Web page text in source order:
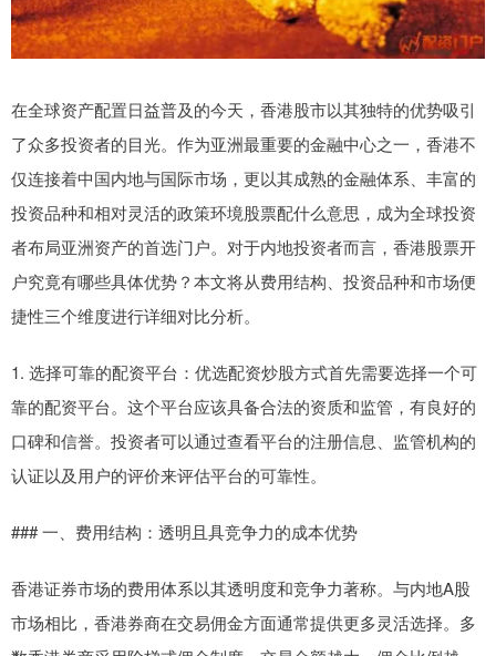
在全球资产配置日益普及的今天，香港股市以其独特的优势吸引
了众多投资者的目光。作为亚洲最重要的金融中心之一，香港不
仅连接着中国内地与国际市场，更以其成熟的金融体系、丰富的
投资品种和相对灵活的政策环境股票配什么意思，成为全球投资
者布局亚洲资产的首选门户。对于内地投资者而言，香港股票开
户究竟有哪些具体优势？本文将从费用结构、投资品种和市场便
捷性三个维度进行详细对比分析。
1. 选择可靠的配资平台：优选配资炒股方式首先需要选择一个可
靠的配资平台。这个平台应该具备合法的资质和监管，有良好的
口碑和信誉。投资者可以通过查看平台的注册信息、监管机构的
认证以及用户的评价来评估平台的可靠性。
### 一、费用结构：透明且具竞争力的成本优势
香港证券市场的费用体系以其透明度和竞争力著称。与内地A股
市场相比，香港券商在交易佣金方面通常提供更多灵活选择。多